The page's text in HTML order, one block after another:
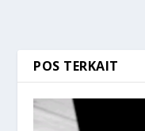
POS TERKAIT